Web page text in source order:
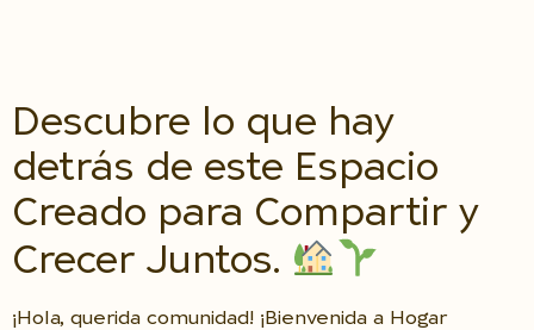
Descubre lo que hay
detrás de este Espacio
Creado para Compartir y
Crecer Juntos.
¡Hola, querida comunidad! ¡Bienvenida a Hogar